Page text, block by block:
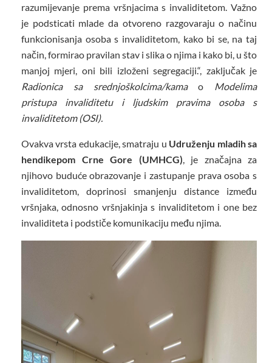
razumijevanje prema vršnjacima s invaliditetom. Važno
je podsticati mlade da otvoreno razgovaraju o načinu
funkcionisanja osoba s invaliditetom, kako bi se, na taj
način, formirao pravilan stav i slika o njima i kako bi, u što
manjoj mjeri, oni bili izloženi segregaciji.“, zaključak je
Radionica sa srednjoškolcima/kamao Modelima
pristupa invaliditetu i ljudskim pravima osoba s
invaliditetom (OSI).
Ovakva vrsta edukacije, smatraju u Udruženju mladih sa
hendikepom Crne Gore (UMHCG), je značajna za
njihovo buduće obrazovanje i zastupanje prava osoba s
invaliditetom, doprinosi smanjenju distance između
vršnjaka, odnosno vršnjakinja s invaliditetom i one bez
invaliditeta i podstiče komunikaciju među njima.